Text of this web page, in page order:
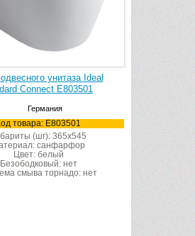
унитаза Ideal
Connect E803501
Германия
товара: E803501
(шг): 365x545
санфарфор
Цвет: белый
Безободковый: нет
смыва торнадо: нет